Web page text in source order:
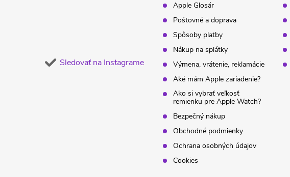
Sledovať na Instagrame
Apple Glosár
Poštovné a doprava
Spôsoby platby
Nákup na splátky
Výmena, vrátenie, reklamácie
Aké mám Apple zariadenie?
Ako si vybrať veľkosť
remienku pre Apple Watch?
Bezpečný nákup
Obchodné podmienky
Ochrana osobných údajov
Cookies